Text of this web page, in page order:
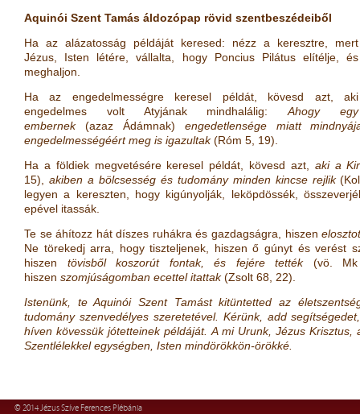
Aquinói Szent Tamás áldozópap rövid szentbeszédeiből
Ha az alázatosság példáját keresed: nézz a keresztre, mert
Jézus, Isten létére, vállalta, hogy Poncius Pilátus elítélje, és
meghaljon.
Ha az engedelmességre keresel példát, kövesd azt, aki
engedelmes volt Atyjának mindhalálig:Ahogy egy
embernek(azaz Ádámnak) engedetlensége miatt
engedelmességéért meg is igazultak (Róm 5, 19)
Ha a földiek megvetésére keresel példát, kövesd azt, aki a
15) akiben a bölcsesség és tudomány minden kincse rejlik (
legyen a kereszten, hogy kigúnyolják, leköpdössék,
epével itassák.
Te se áhítozz hát díszes ruhákra és gazdagságra, hiszen
Ne törekedj arra, hogy tiszteljenek, hiszen ő gúnyt és verést
hiszen tövisből koszorút fontak, és fejére tették (vö.
hiszen szomjúságomban ecettel itattak(Zsolt 68, 22)
Istenünk, te Aquinói Szent Tamást kitüntetted az
tudomány szenvedélyes szeretetével. Kérünk, add
híven kövessük jótetteinek példáját. A mi Urunk, Jézus
Szentlélekkel egységben, Isten mindörökkön-örökké.
© 2014 Jézus Szíve Ferences Plébánia